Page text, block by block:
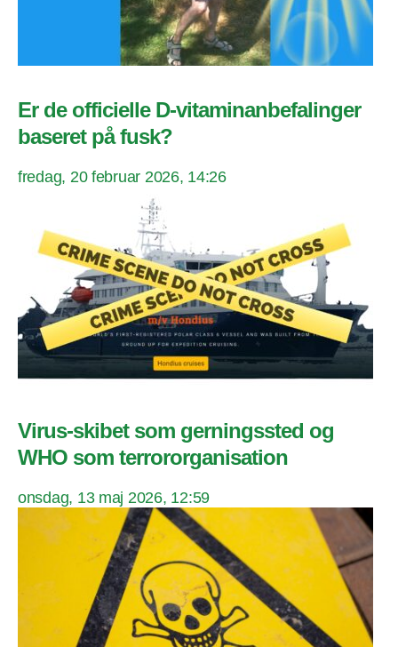
Er de officielle D-vitaminanbefalinger
baseret på fusk?
fredag, 20 februar 2026, 14:26
Virus-skibet som gerningssted og
WHO som terrororganisation
onsdag, 13 maj 2026, 12:59